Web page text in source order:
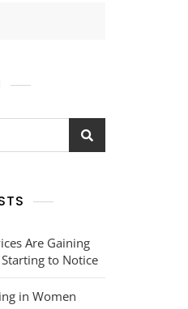
Are Gaining
to Notice
in Women